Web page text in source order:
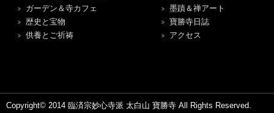
ガーデン＆寺カフェ
歴史と宝物
供養とご祈祷
墨蹟＆禅アート
寶勝寺日誌
アクセス
Copyright© 2014 臨済宗妙心寺派 太白山 寶勝寺 All Rights Reserved.